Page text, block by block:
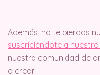
Además, no te pierdas
suscribiéndote a nuestro
nuestra comunidad de
a crear!